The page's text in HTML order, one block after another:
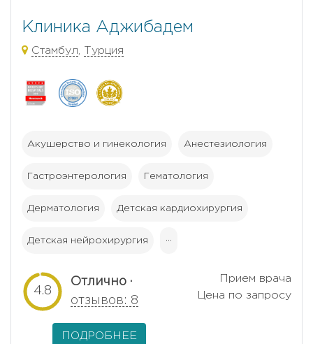
Клиника Аджибадем
Стамбул, Турция
Акушерство и гинекология Анестезиология
Гастроэнтерология Гематология
Дерматология Детская кардиохирургия
Детская нейрохирургия ···
4.8
Отлично ·
отзывов: 8
Прием врача
Цена по запросу
ПОДРОБНЕЕ